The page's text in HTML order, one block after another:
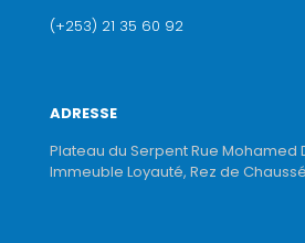
(+253) 21 35 60 92
ADRESSE
Plateau du Serpent Rue Mohamed
Immeuble Loyauté, Rez de